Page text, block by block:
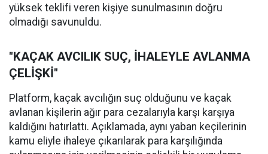
yüksek teklifi veren kişiye sunulmasının doğru
olmadığı savunuldu.
"KAÇAK AVCILIK SUÇ, İHALEYLE AVLANMA
ÇELİŞKİ"
Platform, kaçak avcılığın suç olduğunu ve kaçak
avlanan kişilerin ağır para cezalarıyla karşı karşıya
kaldığını hatırlattı. Açıklamada, aynı yaban keçilerinin
kamu eliyle ihaleye çıkarılarak para karşılığında